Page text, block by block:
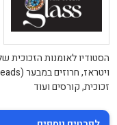
הסטודיו לאומנות הזכוכית
זכוכית, קורסים ועוד